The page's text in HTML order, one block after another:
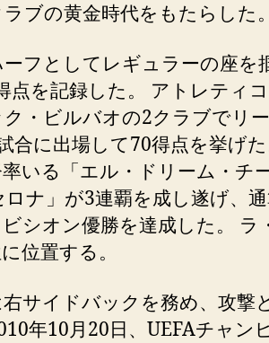
ブの黄金時代をもたらした。
フとしてレギュラーの座を
点を記録した。 アトレティ
・ビルバオの2クラブでリ
合に出場して70得点を挙げ
いる「エル・ドリーム・チー
ナ」が3連覇を成し遂げ、
シオン優勝を達成した。 ラ
位置する。
サイドバックを務め、攻撃
年10月20日、UEFAチャン